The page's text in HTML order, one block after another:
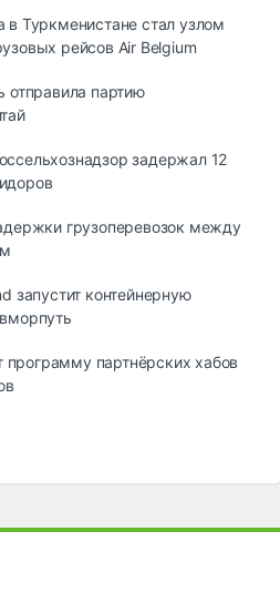
в Туркменистане стал узлом
рейсов Air Belgium
отправила партию
задержал 12
грузоперевозок между
запустит контейнерную
программу партнёрских хабов